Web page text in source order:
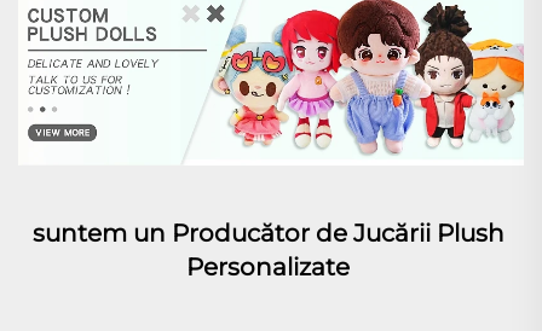
suntem un Producător de Jucării Plush
Personalizate